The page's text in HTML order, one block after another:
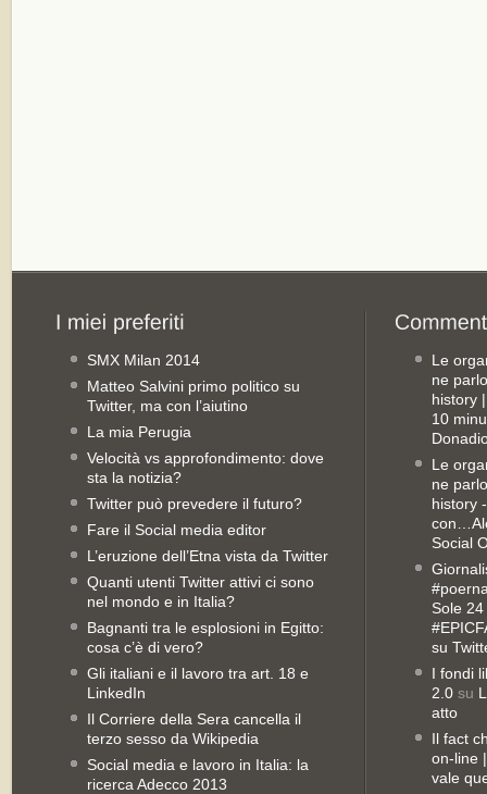
SMX Milan 2014
Matteo Salvini primo politico su
Twitter, ma con l’aiutino
La mia Perugia
Velocità vs approfondimento: dove
sta la notizia?
Twitter può prevedere il futuro?
Fare il Social media editor
L’eruzione dell’Etna vista da Twitter
Quanti utenti Twitter attivi ci sono
nel mondo e in Italia?
Bagnanti tra le esplosioni in Egitto:
cosa c’è di vero?
Gli italiani e il lavoro tra art. 18 e
LinkedIn
Il Corriere della Sera cancella il
terzo sesso da Wikipedia
Social media e lavoro in Italia: la
ricerca Adecco 2013
Le
ne
history
10
Le
ne
history
Social
Sole
su
I fondi
2.0 su
atto
Il fact
on-line
vale